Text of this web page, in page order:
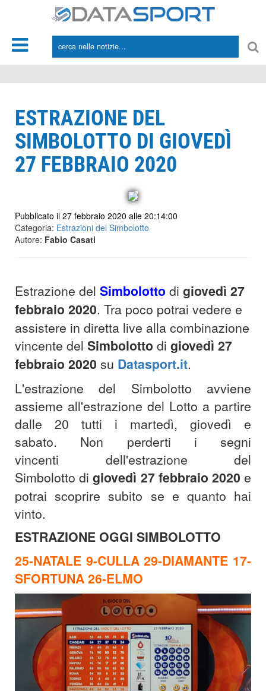
ESTRAZIONE DEL
SIMBOLOTTO DI GIOVEDÌ
27 FEBBRAIO 2020
Pubblicato il 27 febbraio 2020 alle 20:14:00
Categoria: Estrazioni del Simbolotto
Autore: Fabio Casati
Estrazione del Simbolotto di giovedì 27
febbraio 2020. Tra poco potrai vedere e
assistere in diretta live alla combinazione
vincente del Simbolotto di giovedì 27
febbraio 2020 su Datasport.it.
L'estrazione del Simbolotto avviene
assieme all'estrazione del Lotto a partire
dalle 20 tutti i martedì, giovedì e
sabato. Non perderti i segni
vincenti dell'estrazione del
Simbolotto digiovedì 27 febbraio 2020 e
potrai scoprire subito se e quanto hai
vinto.
ESTRAZIONE OGGI SIMBOLOTTO
25-NATALE 9-CULLA 29-DIAMANTE 17-
SFORTUNA 26-ELMO